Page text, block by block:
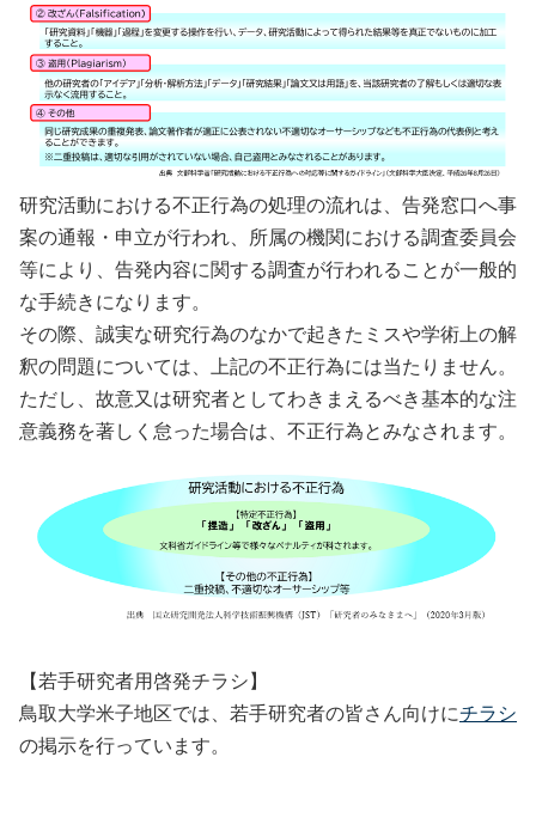
研究活動における不正行為の処理の流れは、告発窓口へ事
案の通報・申立が行われ、所属の機関における調査委員会
等により、告発内容に関する調査が行われることが一般的
な手続きになります。
その際、誠実な研究行為のなかで起きたミスや学術上の解
釈の問題については、上記の不正行為には当たりません。
ただし、故意又は研究者としてわきまえるべき基本的な注
意義務を著しく怠った場合は、不正行為とみなされます。
【若手研究者用啓発チラシ】
鳥取大学米子地区では、若手研究者の皆さん向けにチラシ
の掲示を行っています。